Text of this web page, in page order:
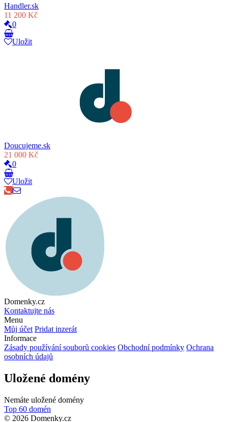
Handler.sk
11 200 Kč
0
Uložit
Doucujeme.sk
21 000 Kč
0
Uložit
Domenky.cz
Kontaktujte nás
Menu
Můj účet Pridat inzerát
Informace
Zásady používání souborů cookies Obchodní podmínky Ochrana
osobních údajů
Uložené domény
Nemáte uložené domény
Top 60 domén
© 2026 Domenky.cz